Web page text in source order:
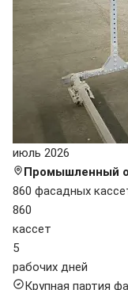
июль 2026
Промышленный
860 фасадных
860
кассет
5
рабочих дней
Крупная партия